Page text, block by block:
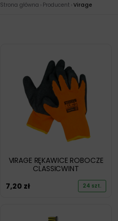
Strona główna › Producent › Virage
VIRAGE RĘKAWICE ROBOCZE
CLASSICWINT
7,20 zł 24 szt.